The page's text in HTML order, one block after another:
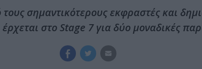
σημαντικότερους εκφραστές και
στο Stage 7 για δύο μοναδικές